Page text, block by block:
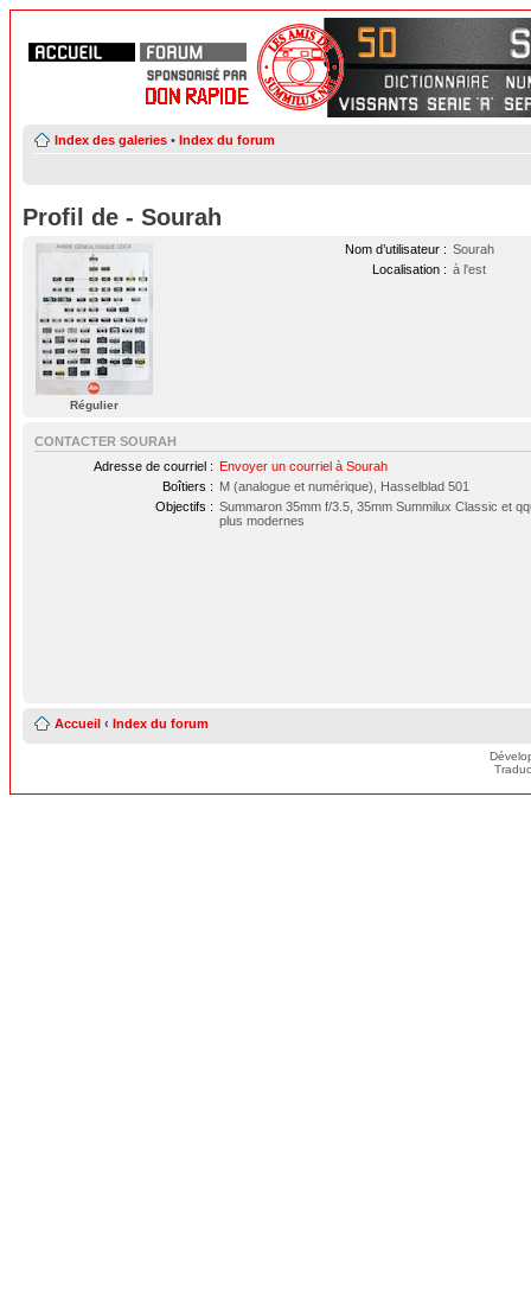
Index des galeries • Index du forum
Profil de - Sourah
Régulier
Nom d’utilisateur : Sourah
Localisation : à l'est
CONTACTER SOURAH
Adresse de courriel : Envoyer un courriel à Sourah
Boîtiers : M (analogue et numérique), Hasselblad 501
Objectifs : Summaron 35mm f/3.5, 35mm Summilux Classic et
plus modernes
Accueil ‹ Index du forum